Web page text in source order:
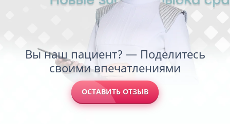
Вы наш пациент? — Поделитесь
своими впечатлениями
ОСТАВИТЬ ОТЗЫВ